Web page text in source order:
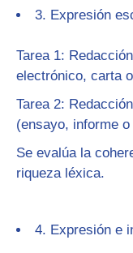
3. Expresión
Tarea 1:
electrónico, carta
Tarea 2:
(ensayo, informe
Se evalúa la
riqueza léxica.
4. Expresión e